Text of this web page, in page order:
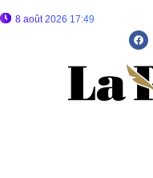
8 août 2026 17:49